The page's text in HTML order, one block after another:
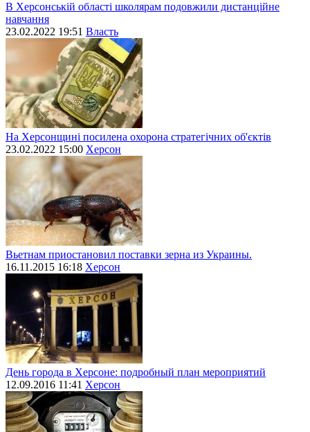
В Херсонській області школярам подовжили дистанційне
навчання
23.02.2022 19:51 Власть
На Херсонщині посилена охорона стратегічних об'єктів
23.02.2022 15:00 Херсон
Вьетнам приостановил поставки зерна из Украины.
16.11.2015 16:18 Херсон
День города в Херсоне: подробный план мероприятий
12.09.2016 11:41 Херсон